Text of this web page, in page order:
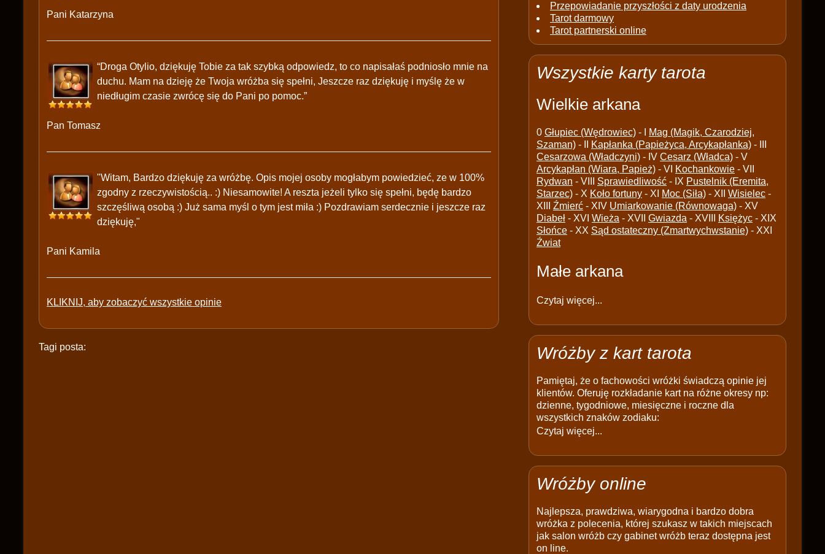
Pani Katarzyna
“Droga Otylio, dziękuję Tobie za tak szybką odpowiedz, to co napisałaś podniosło mnie na
duchu. Mam na dzieję że Twoja wróżba się spełni, Jeszcze raz dziękuję i myślę że w
niedługim czasie zwrócę się do Pani po pomoc.”
Pan Tomasz
"Witam, Bardzo dziękuję za wróżbę. Opis mojej osoby mogłabym powiedzieć, ze w 100%
zgodny z rzeczywistością.. :) Niesamowite! A reszta jeżeli tylko się spełni, będę bardzo
szczęśliwą osobą :) Już sama myśl o tym jest miła :) Pozdrawiam serdecznie i jeszcze raz
dziękuję,"
Pani Kamila
KLIKNIJ, aby zobaczyć wszystkie opinie
Tagi posta:
Przepowiadanie przyszłości z daty urodzenia
Tarot darmowy
Tarot partnerski online
Wszystkie karty tarota
Wielkie arkana
0 Głupiec (Wędrowiec) - I
Mag (Magik, Czarodziej,
Szaman) - II Kapłanka (Papieżyca, Arcykapłanka) - III
Cesarzowa (Władczyni) - IV Cesarz (Władca) - V
Arcykapłan (Wiara, Papież) - VI Kochankowie - VII
Rydwan - VIII Sprawiedliwość - IX Pustelnik (Eremita,
Starzec) - X Koło fortuny - XI Moc (Siła) - XII Wisielec -
XIII Źmierć - XIV Umiarkowanie (Równowaga) - XV
Diabeł - XVI Wieża - XVII Gwiazda - XVIII Księżyc - XIX
Słońce - XX Sąd ostateczny (Zmartwychwstanie) - XXI
Źwiat
Małe arkana
Czytaj więcej...
Wróżby z kart tarota
Pamiętaj, że o fachowości wróżki świadczą opinie jej
klientów. Oferuję rozkładanie kart na różne okresy np:
dzienne, tygodniowe, miesięczne i roczne dla
wszystkich znaków zodiaku:
Czytaj więcej...
Wróżby online
Najlepsza, prawdziwa, wiarygodna i bardzo dobra
wróżka z polecenia, której szukasz w takich miejscach
jak salon wróżb czy gabinet wróżb teraz dostępna jest
on line.